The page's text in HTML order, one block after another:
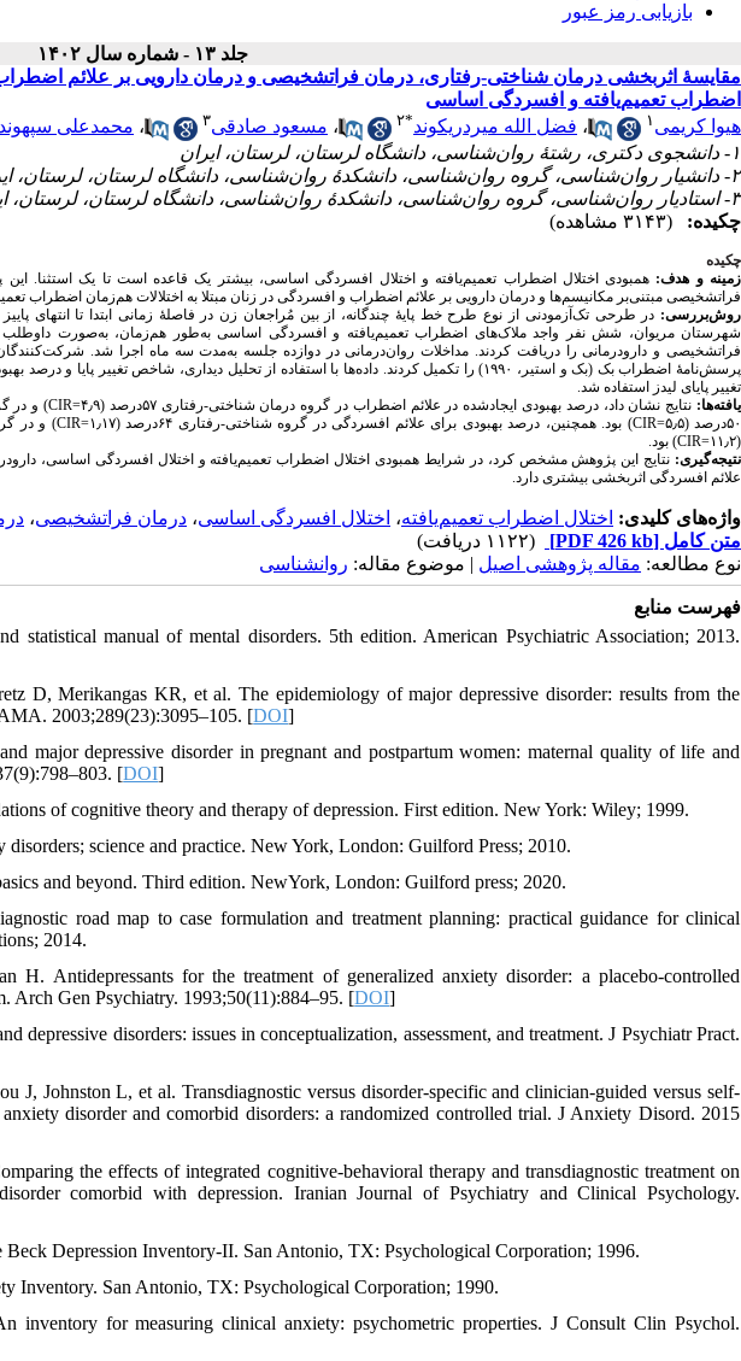
بازیابی رمز عبور
جلد ۱۳ - شماره سال ۱۴۰۲
مقایسهٔ اثربخشی درمان شناختی-رفتاری، درمان فراتشخیصی و درمان دارویی بر علائم اضطراب
اضطراب تعمیم‌یافته و افسردگی اساسی
هیوا کریمی ۱ ، فضل الله میردریکوند*۲ ، مسعود صادقی۳ ، محمدعلی
۱- دانشجوی دکتری، رشتهٔ روان‌شناسی، دانشگاه لرستان، لرستان، ایران
۲- دانشیار روان‌شناسی، گروه روان‌شناسی، دانشکدهٔ روان‌شناسی، دانشگاه لرستان، لرستان، ایران
۳- استادیار روان‌شناسی، گروه روان‌شناسی، دانشکدهٔ روان‌شناسی، دانشگاه لرستان، لرستان، ایران
چکیده:
(۳۱۴۳ مشاهده)
چکیده
زمینه و هدف: همبودی اختلال اضطراب تعمیم‌یافته و اختلال افسردگی اساسی، بیشتر یک قاعده است تا یک استثنا.
فراتشخیصی مبتنی‌بر مکانیسم‌ها و درمان دارویی بر علائم اضطراب و افسردگی در زنان مبتلا به اختلالات هم‌زمان اضطراب
روش‌بررسی: در طرحی تک‌آزمودنی از نوع طرح خط پایهٔ چندگانه، از بین مُراجعان زن در فاصلهٔ زمانی ابتدا تا انتهای پاییز ۱۳۹۹ به
شهرستان مریوان، شش نفر واجد ملاک‌های اضطراب تعمیم‌یافته و افسردگی اساسی به‌طور هم‌زمان، به‌صورت داوطلب
فراتشخیصی و دارودرمانی را دریافت کردند. مداخلات روان‌درمانی در دوازده جلسه به‌مدت سه ماه اجرا شد.
پرسش‌نامهٔ اضطراب بک (بک و استیر، ۱۹۹۰) را تکمیل کردند. داده‌ها با استفاده از تحلیل دیداری، شاخص
تغییر پایای لیدز استفاده شد.
یافته‌ها: نتایج نشان داد، درصد بهبودی ایجادشده در علائم اضطراب در گروه درمان شناختی-رفتاری ۵۷درصد (۴٫۹= R
CI) و در گروه
۵۰درصد (۵٫۵=
R
CI) بود. همچنین، درصد بهبودی برای علائم افسردگی در گروه شناختی-رفتاری ۶۴درصد (۱٫۱۷= R
CI) و در گروه
(۱۱٫۲=
R
CI) بود.
نتیجه‌گیری: نتایج این پژوهش مشخص کرد، در شرایط همبودی اختلال اضطراب تعمیم‌یافته و اختلال افسردگی اساسی،
علائم افسردگی اثربخشی بیشتری دارد.
واژه‌های کلیدی: اختلال اضطراب تعمیم‌یافته، اختلال افسردگی اساسی، درمان فراتشخیصی،
متن کامل [PDF 426 kb]
(۱۱۲۲ دریافت)
نوع مطالعه: مقاله پژوهشی اصیل | موضوع مقاله: روانشناسی
فهرست منابع
statistical manual of mental disorders. 5th edition. American Psychiatric Association; 2013.
D, Merikangas KR, et al. The epidemiology of major depressive disorder: results from the
2003;289(23):3095–105. [DOI]
major depressive disorder in pregnant and postpartum women: maternal quality of life and
[DOI]
of cognitive theory and therapy of depression. First edition. New York: Wiley; 1999.
science and practice. New York, London: Guilford Press; 2010.
and beyond. Third edition. NewYork, London: Guilford press; 2020.
road map to case formulation and treatment planning: practical guidance for clinical
2014.
Antidepressants for the treatment of generalized anxiety disorder: a placebo-controlled
Arch Gen Psychiatry. 1993;50(11):884–95. [DOI]
disorders: issues in conceptualization, assessment, and treatment. J Psychiatr Pract.
J, Johnston L, et al. Transdiagnostic versus disorder-specific and clinician-guided versus self-
disorder and comorbid disorders: a randomized controlled trial. J Anxiety Disord. 2015
the effects of integrated cognitive-behavioral therapy and transdiagnostic treatment on
comorbid with depression. Iranian Journal of Psychiatry and Clinical Psychology.
Depression Inventory-II. San Antonio, TX: Psychological Corporation; 1996.
Inventory. San Antonio, TX: Psychological Corporation; 1990.
for measuring clinical anxiety: psychometric properties. J Consult Clin Psychol.